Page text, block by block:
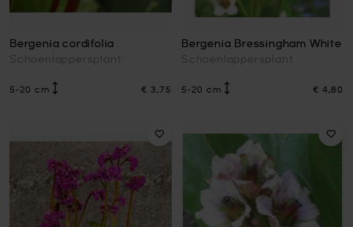
Bergenia cordifolia
Schoenlappersplant
5-20 cm € 3,75
Bergenia Bressingham White
Schoenlappersplant
5-20 cm € 4,80